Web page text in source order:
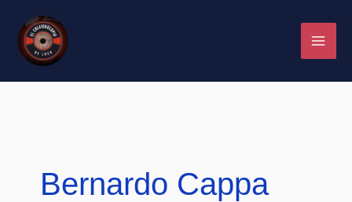
contenido
Bernardo Cappa